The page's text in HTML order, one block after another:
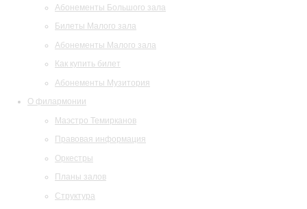
Абонементы Большого зала
Билеты Малого зала
Абонементы Малого зала
Как купить билет
Абонементы Музитория
О филармонии
Маэстро Темирканов
Правовая информация
Оркестры
Планы залов
Структура